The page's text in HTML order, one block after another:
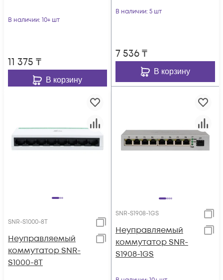
В наличии: 10+ шт
11 375 ₸
В корзину
В наличии: 5 шт
7 536₸
В корзину
SNR-S1000-8T
Неуправляемый
коммутатор SNR-
S1000-8T
SNR-S1908-1GS
Неуправляемый
коммутатор SNR-
S1908-1GS